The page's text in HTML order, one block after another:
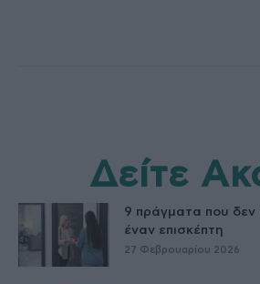
Δείτε
9 πράγματα που δεν
έναν επισκέπτη
27 Φεβρουαρίου 2026